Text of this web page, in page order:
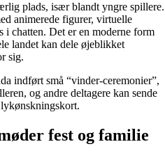
plads, især blandt yngre spillere.
animerede figurer, virtuelle
chatten. Det er en moderne form
landet kan dele øjeblikket
sig.
indført små “vinder-ceremonier”,
og andre deltagere kan sende
fest og familie